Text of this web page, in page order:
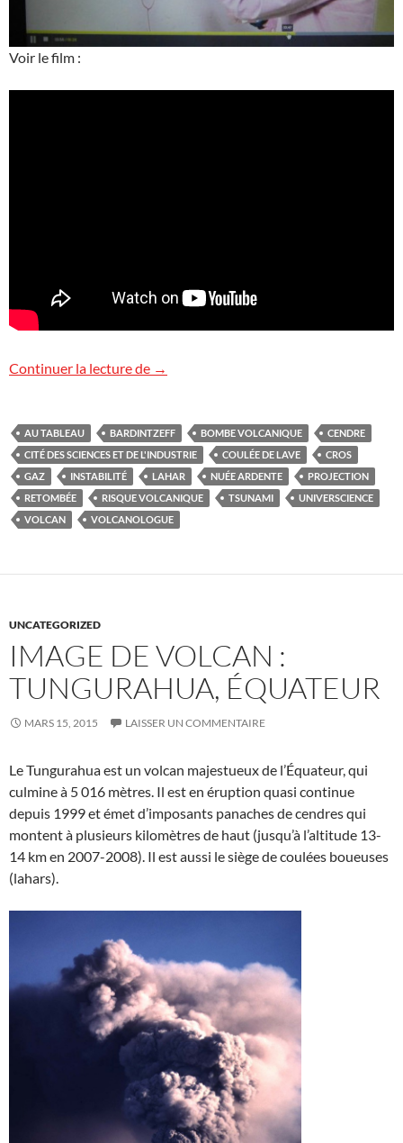
Voir le film :
Continuer la lecture de Risques volcaniques
→
AU TABLEAU BARDINTZEFF BOMBE VOLCANIQUE
CENDRE
CITÉ DES SCIENCES ET DE L'INDUSTRIE
COULÉE DE LAVE
CROS
GAZ
INSTABILITÉ LAHAR NUÉE ARDENTE
PROJECTION
RETOMBÉE
RISQUE VOLCANIQUE TSUNAMI
UNIVERSCIENCE
VOLCAN
VOLCANOLOGUE
UNCATEGORIZED
IMAGE DE VOLCAN :
TUNGURAHUA, ÉQUATEUR
MARS 15, 2015 LAISSER UN COMMENTAIRE
Le Tungurahua est un volcan majestueux de l’Équateur, qui
culmine à 5 016 mètres. Il est en éruption quasi continue
depuis 1999 et émet d’imposants panaches de cendres qui
montent à plusieurs kilomètres de haut (jusqu’à l’altitude 13-
14 km en 2007-2008). Il est aussi le siège de coulées boueuses
(lahars).